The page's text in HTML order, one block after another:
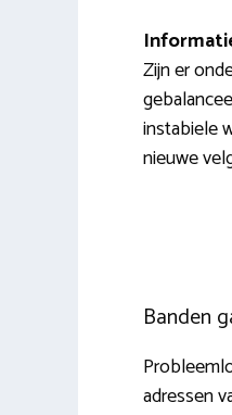
Zijn er
instabiele
nieuwe
Banden
adressen